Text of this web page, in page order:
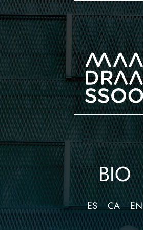
BIO
ES CA EN